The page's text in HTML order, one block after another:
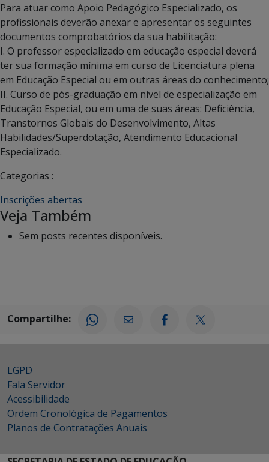
Para atuar como Apoio Pedagógico Especializado, os
profissionais deverão anexar e apresentar os seguintes
documentos comprobatórios da sua habilitação:
I. O professor especializado em educação especial deverá
ter sua formação mínima em curso de Licenciatura plena
em Educação Especial ou em outras áreas do conhecimento;
II. Curso de pós-graduação em nível de especialização em
Educação Especial, ou em uma de suas áreas: Deficiência,
Transtornos Globais do Desenvolvimento, Altas
Habilidades/Superdotação, Atendimento Educacional
Especializado.
Categorias :
Inscrições abertas
Veja Também
Sem posts recentes disponíveis.
Compartilhe:
LGPD
Fala Servidor
Acessibilidade
Ordem Cronológica de Pagamentos
Planos de Contratações Anuais